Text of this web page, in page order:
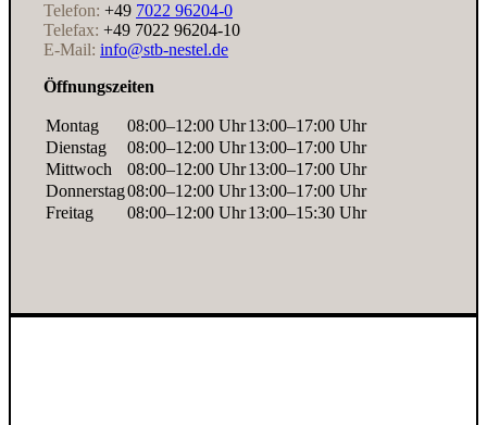
Telefon: +49 7022 96204-0
Telefax: +49 7022 96204-10
E-Mail: info@stb-nestel.de
Öffnungszeiten
Montag 08:00–12:00 Uhr13:00–17:00 Uhr
Dienstag
08:00–12:00 Uhr13:00–17:00 Uhr
Mittwoch
08:00–12:00 Uhr13:00–17:00 Uhr
Donnerstag08:00–12:00 Uhr13:00–17:00 Uhr
Freitag
08:00–12:00 Uhr13:00–15:30 Uhr